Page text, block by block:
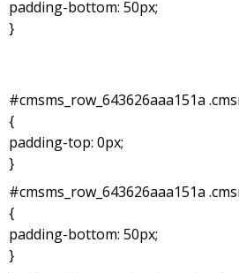
padding-bottom: 50px;
}
#cmsms_row_643626aaa151a
{
padding-top: 0px;
}
#cmsms_row_643626aaa151a
{
padding-bottom: 50px;
}